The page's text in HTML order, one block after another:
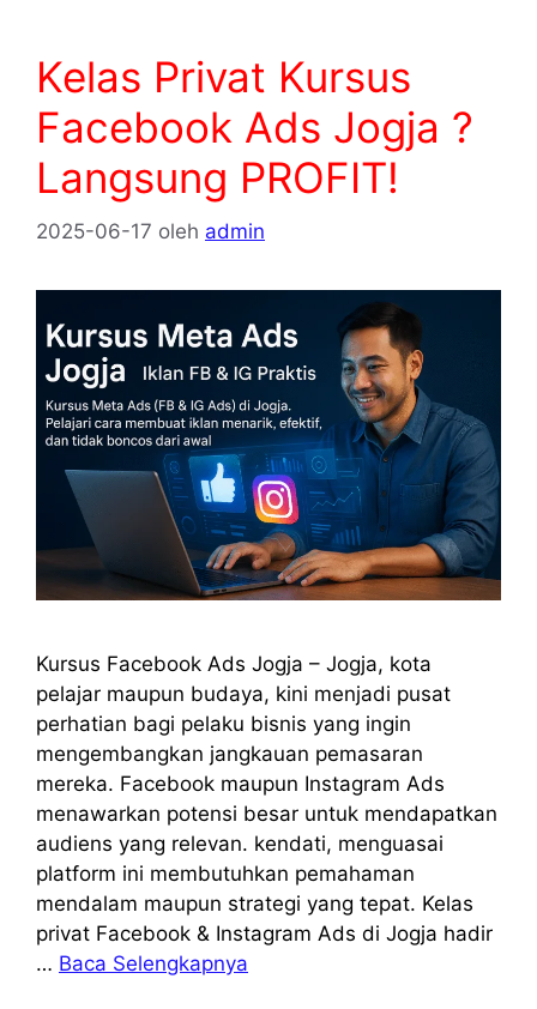
Kelas Privat Kursus
Facebook Ads Jogja ?
Langsung PROFIT!
2025-06-17 oleh admin
Kursus Facebook Ads Jogja – Jogja, kota
pelajar maupun budaya, kini menjadi pusat
perhatian bagi pelaku bisnis yang ingin
mengembangkan jangkauan pemasaran
mereka. Facebook maupun Instagram Ads
menawarkan potensi besar untuk mendapatkan
audiens yang relevan. kendati, menguasai
platform ini membutuhkan pemahaman
mendalam maupun strategi yang tepat. Kelas
privat Facebook & Instagram Ads di Jogja hadir
… Baca Selengkapnya